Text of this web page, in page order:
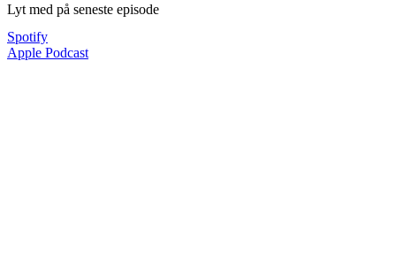
Lyt med på seneste episode
Spotify
Apple Podcast